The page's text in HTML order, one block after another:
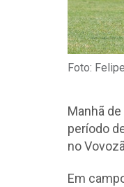
Foto:
Manhã
período
no
Em